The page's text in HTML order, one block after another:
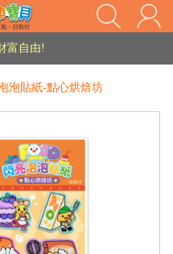
家長樂了!「風車書版集團暨FOOD超人企業總部」目前正興建中!
富自由!
如需更改或重開發票 需在訂單成立三天內通知客服 寄回發票需附上回郵郵票
富自由!
泡貼紙-點心烘焙坊